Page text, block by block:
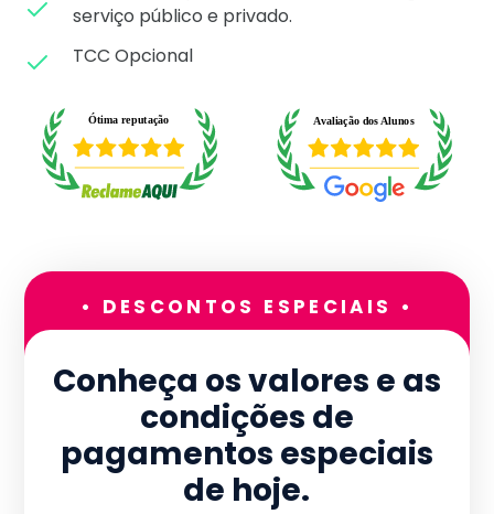
serviço público e privado.
TCC Opcional
• DESCONTOS ESPECIAIS •
Conheça os valores e as
condições de
pagamentos especiais
de hoje.